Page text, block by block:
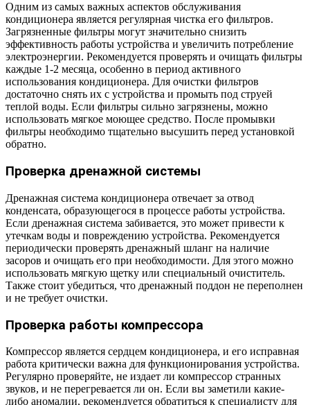
Одним из самых важных аспектов обслуживания
кондиционера является регулярная чистка его фильтров.
Загрязненные фильтры могут значительно снизить
эффективность работы устройства и увеличить потребление
электроэнергии. Рекомендуется проверять и очищать фильтры
каждые 1-2 месяца, особенно в период активного
использования кондиционера. Для очистки фильтров
достаточно снять их с устройства и промыть под струей
теплой воды. Если фильтры сильно загрязнены, можно
использовать мягкое моющее средство. После промывки
фильтры необходимо тщательно высушить перед установкой
обратно.
Проверка дренажной системы
Дренажная система кондиционера отвечает за отвод
конденсата, образующегося в процессе работы устройства.
Если дренажная система забивается, это может привести к
утечкам воды и повреждению устройства. Рекомендуется
периодически проверять дренажный шланг на наличие
засоров и очищать его при необходимости. Для этого можно
использовать мягкую щетку или специальный очиститель.
Также стоит убедиться, что дренажный поддон не переполнен
и не требует очистки.
Проверка работы компрессора
Компрессор является сердцем кондиционера, и его исправная
работа критически важна для функционирования устройства.
Регулярно проверяйте, не издает ли компрессор странных
звуков, и не перегревается ли он. Если вы заметили какие-
либо аномалии, рекомендуется обратиться к специалисту для